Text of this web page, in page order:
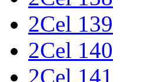
2Cel 139
2Cel 140
2Cel 141